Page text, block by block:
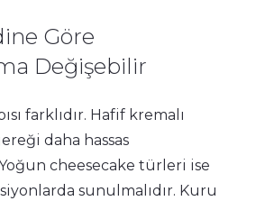
Göre
Değişebilir
farklıdır. Hafif kremalı
daha hassas
cheesecake türleri ise
sunulmalıdır. Kuru